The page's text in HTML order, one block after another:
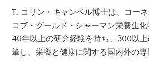
T. コリン・キャンベル博士は、コー
コブ・グールド・シャーマン栄養生化
40年以上の研究経験を持ち、300以
筆し、栄養と健康に関する国内外の